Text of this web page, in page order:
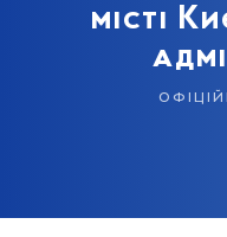
місті